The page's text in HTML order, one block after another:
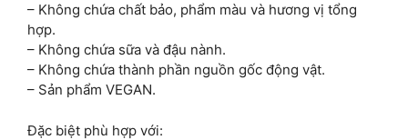
– Không chứa chất bảo, phẩm màu và hương vị tổng
hợp.
– Không chứa sữa và đậu nành.
– Không chứa thành phần nguồn gốc động vật.
– Sản phẩm VEGAN.
Đặc biệt phù hợp với: